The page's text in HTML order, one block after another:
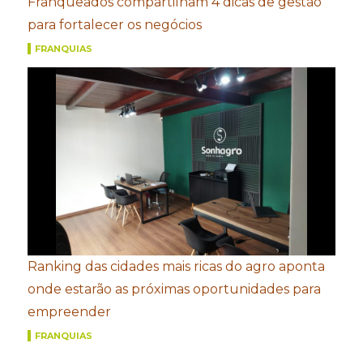
para fortalecer os negócios
FRANQUIAS
Ranking das cidades mais ricas do agro aponta
onde estarão as próximas oportunidades para
empreender
FRANQUIAS